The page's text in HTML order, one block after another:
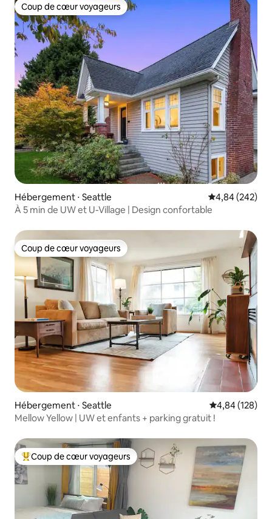
Coup de cœur voyageurs
Coup de cœur voyageurs
Hébergement ⋅ Seattle Évaluation
4,84 (242)
À 5 min de UW et U-Village | Design confortable
Coup de cœur voyageurs
Coup de cœur voyageurs
Hébergement ⋅ Seattle Évaluation
4,84 (128)
Mellow Yellow | UW et enfants + parking gratuit !
Coups de cœur voyageurs les plus appréciés
Coup de cœur voyageurs